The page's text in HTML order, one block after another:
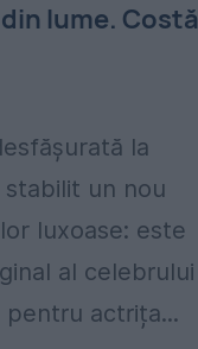
lume. Costă
la
stabilit un nou
luxoase: este
al celebrului
actrița...